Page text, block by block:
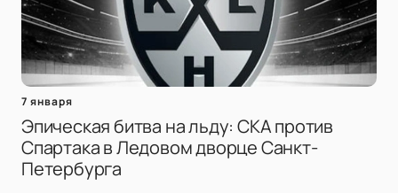
7 января
Эпическая битва на льду: СКА против
Спартака в Ледовом дворце Санкт-
Петербурга